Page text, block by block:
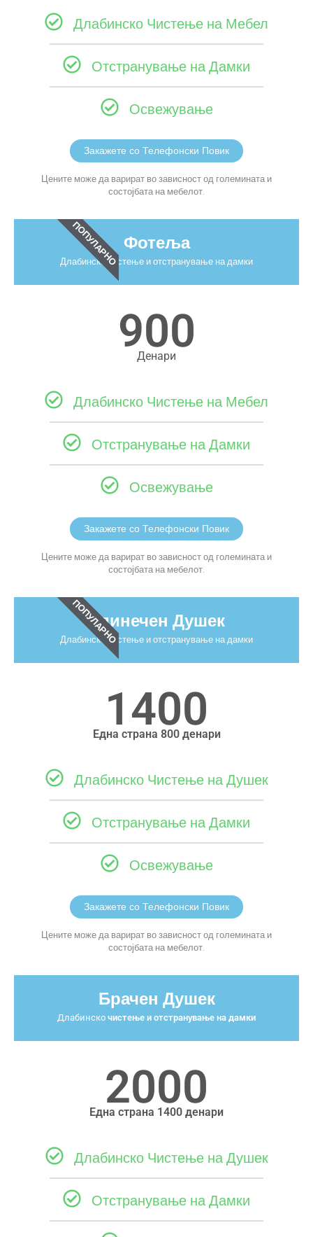
Длабинско Чистење на Мебел
Отстранување на Дамки
Освежување
Закажете со Телефонски Повик
Цените може да варират во зависност од големината и
состојбата на мебелот.
ПОПУЛАРНО Фотеља
Длабинско чистење и отстранување на дамки
900
Денари
Длабинско Чистење на Мебел
Отстранување на Дамки
Освежување
Закажете со Телефонски Повик
Цените може да варират во зависност од големината и
состојбата на мебелот.
ПОПУЛАРНО
Единечен Душек
Длабинско чистење и отстранување на дамки
1400
Една страна 800 денари
Длабинско Чистење на Душек
Отстранување на Дамки
Освежување
Закажете со Телефонски Повик
Цените може да варират во зависност од големината и
состојбата на мебелот.
Брачен Душек
Длабинско чистење и отстранување на дамки
2000
Една страна 1400 денари
Длабинско Чистење на Душек
Отстранување на Дамки